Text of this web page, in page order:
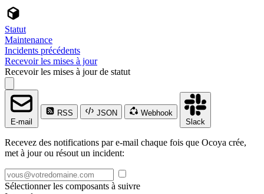
Statut
Maintenance
Incidents précédents
Recevoir les mises à jour
Recevoir les mises à jour de statut
E-mail
RSS JSON
Webhook
Slack
Recevez des notifications par e-mail chaque fois que Ocoya crée,
met à jour ou résout un incident:
Sélectionner les composants à suivre